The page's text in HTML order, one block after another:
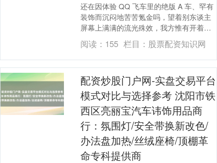
还在因体验 QQ 飞车里的绝版 A 车、罕有
装饰而沉闷地苦苦氪金吗，望着别东谈主
屏幕上满满的流光殊效，我方惟有开着生
手车，是不是认为游戏体验一下子少了一
半呢，别....
阅读： 155 栏目： 股票配资知识网
配资炒股门户网-实盘交易平台
模式对比与选择参考 沈阳市铁
西区亮丽宝汽车讳饰用品商
行：氛围灯/安全带换新改色/
办法盘加热/丝绒座椅/顶棚革
命专科提供商